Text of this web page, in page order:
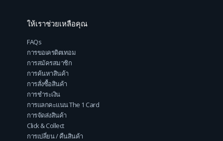
ให้เราช่วยเหลือคุณ
FAQs
การขอเครดิตเทอม
การสมัครสมาชิก
การค้นหาสินค้า
การสั่งซื้อสินค้า
การชำระเงิน
การแลกคะแนน The 1 Card
การจัดส่งสินค้า
Click & Collect
การเปลี่ยน / คืนสินค้า